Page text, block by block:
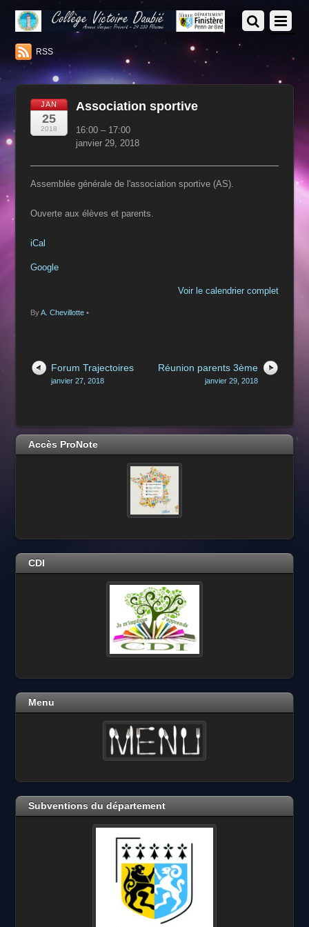
RSS
JAN
25
2018
Association sportive
sportive
16:00 – 17:00
janvier 29, 2018
Assemblée générale de l'association sportive (AS).
Ouverte aux élèves et parents.
iCal
Google
Voir le calendrier complet
ByA. Chevillotte•
Forum Trajectoires
janvier 27, 2018
Réunion parents 3ème
janvier 29, 2018
Accès ProNote
CDI
Menu
Subventions du département